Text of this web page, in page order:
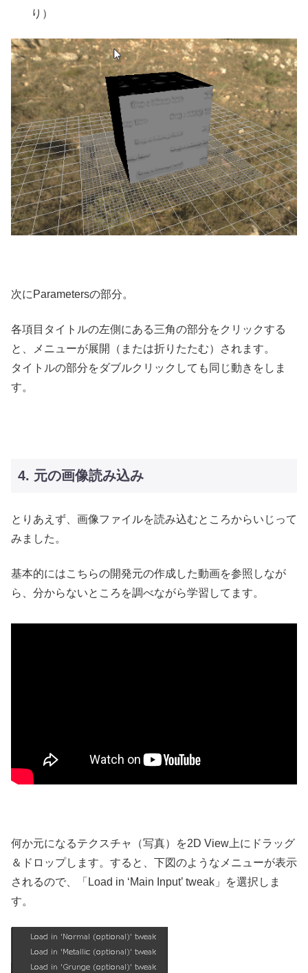
り）
次にParametersの部分。
各項目タイトルの左側にある三角の部分をクリックする
と、メニューが展開（または折りたたむ）されます。
タイトルの部分をダブルクリックしても同じ動きをしま
す。
4. 元の画像読み込み
とりあえず、画像ファイルを読み込むところからいじって
みました。
基本的にはこちらの開発元の作成した動画を参照しなが
ら、分からないところを調べながら学習してます。
何か元になるテクスチャ（写真）を2D View上にドラッグ
＆ドロップします。すると、下図のようなメニューが表示
されるので、「Load in ‘Main Input’ tweak」を選択しま
す。